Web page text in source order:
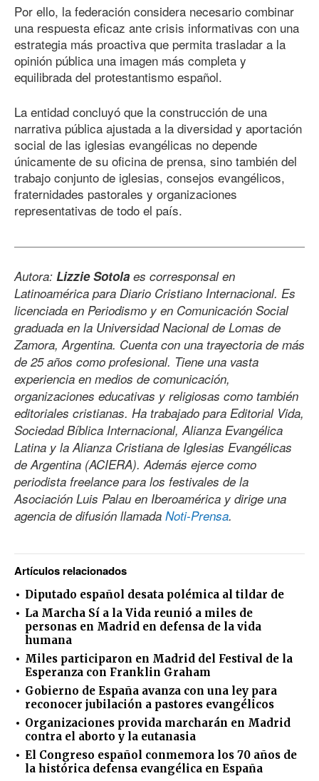
Por ello, la federación considera necesario combinar
una respuesta eficaz ante crisis informativas con una
estrategia más proactiva que permita trasladar a la
opinión pública una imagen más completa y
equilibrada del protestantismo español.
La entidad concluyó que la construcción de una
narrativa pública ajustada a la diversidad y aportación
social de las iglesias evangélicas no depende
únicamente de su oficina de prensa, sino también del
trabajo conjunto de iglesias, consejos evangélicos,
fraternidades pastorales y organizaciones
representativas de todo el país.
Autora: Lizzie Sotola es corresponsal en
Latinoamérica para Diario Cristiano Internacional. Es
licenciada en Periodismo y en Comunicación Social
graduada en la Universidad Nacional de Lomas de
Zamora, Argentina. Cuenta con una trayectoria de más
de 25 años como profesional. Tiene una vasta
experiencia en medios de comunicación,
organizaciones educativas y religiosas como también
editoriales cristianas. Ha trabajado para Editorial Vida,
Sociedad Bíblica Internacional, Alianza Evangélica
Latina y la Alianza Cristiana de Iglesias Evangélicas
de Argentina (ACIERA). Además ejerce como
periodista freelance para los festivales de la
Asociación Luis Palau en Iberoamérica y dirige una
agencia de difusión llamada Noti-Prensa.
Artículos relacionados
Diputado español desata polémica al tildar de
La Marcha Sí a la Vida reunió a miles de
personas en Madrid en defensa de la vida
humana
Miles participaron en Madrid del Festival de la
Esperanza con Franklin Graham
Gobierno de España avanza con una ley para
reconocer jubilación a pastores evangélicos
Organizaciones provida marcharán en Madrid
contra el aborto y la eutanasia
El Congreso español conmemora los 70 años de
la histórica defensa evangélica en España